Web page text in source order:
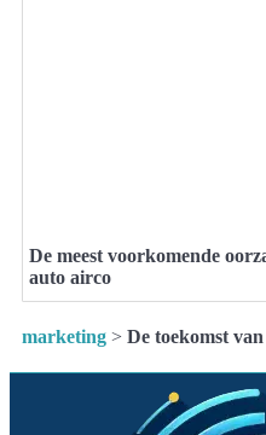
De meest voorkomende
auto airco
marketing > De toekomst